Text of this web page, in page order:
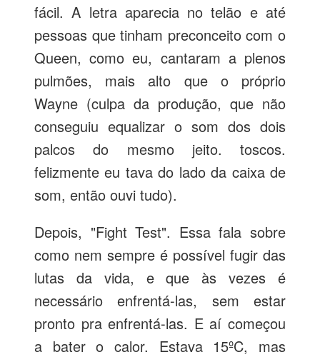
fácil. A letra aparecia no telão e até
pessoas que tinham preconceito com o
Queen, como eu, cantaram a plenos
pulmões, mais alto que o próprio
Wayne (culpa da produção, que não
conseguiu equalizar o som dos dois
palcos do mesmo jeito. toscos.
felizmente eu tava do lado da caixa de
som, então ouvi tudo).
Depois, "Fight Test". Essa fala sobre
como nem sempre é possível fugir das
lutas da vida, e que às vezes é
necessário enfrentá-las, sem estar
pronto pra enfrentá-las. E aí começou
a bater o calor. Estava 15ºC, mas